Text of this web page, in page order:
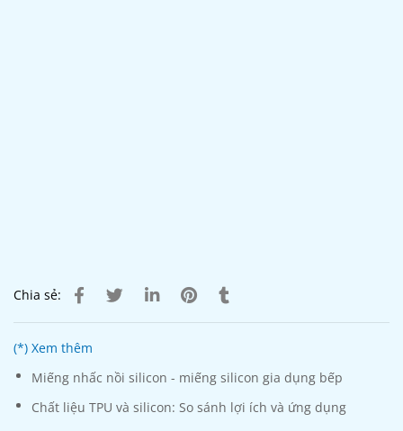
Chia sẻ:
(*) Xem thêm
Miếng nhấc nồi silicon - miếng silicon gia dụng bếp
Chất liệu TPU và silicon: So sánh lợi ích và ứng dụng